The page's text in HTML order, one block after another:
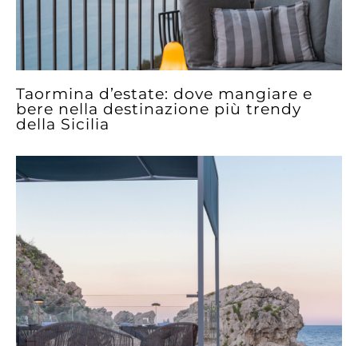
Taormina d’estate: dove mangiare e
bere nella destinazione più trendy
della Sicilia